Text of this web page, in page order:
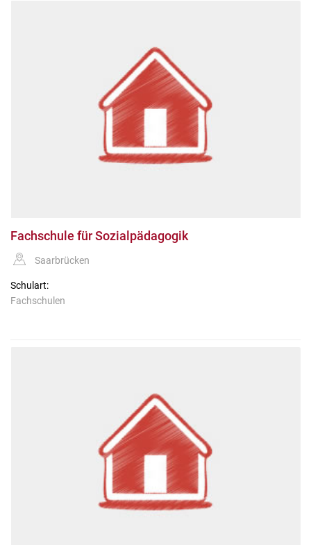
Fachschule für Sozialpädagogik
Saarbrücken
Schulart:
Fachschulen